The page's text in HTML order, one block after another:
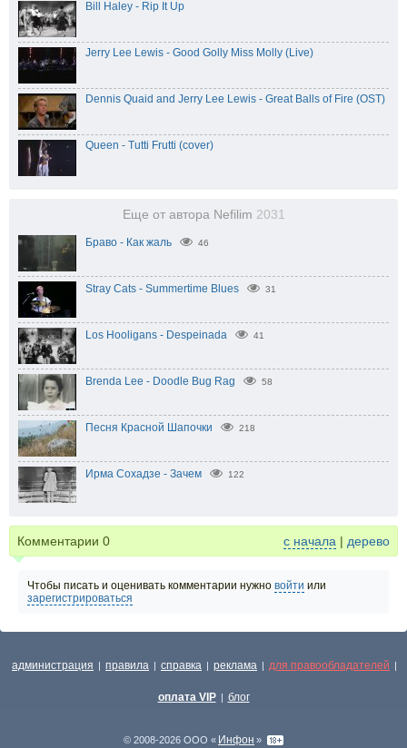
Bill Haley - Rip It Up
Jerry Lee Lewis - Good Golly Miss Molly (Live)
Dennis Quaid and Jerry Lee Lewis - Great Balls of Fire (OST)
Queen - Tutti Frutti (cover)
Еще от автора Nefilim 2031
Браво - Как жаль 46
Stray Cats - Summertime Blues 31
Los Hooligans - Despeinada 41
Brenda Lee - Doodle Bug Rag 58
Песня Красной Шапочки 218
Ирма Сохадзе - Зачем 122
Комментарии 0 с начала | дерево
Чтобы писать и оценивать комментарии нужно войти или
зарегистрироваться
администрация | правила | справка | реклама | для правообладателей |
оплата VIP | блог
© 2008-2026 ООО « Инфон »